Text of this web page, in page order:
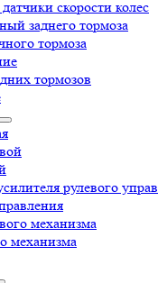
скорости колес
заднего тормоза
тормоза
тормозов
рулевого
механизма
механизма